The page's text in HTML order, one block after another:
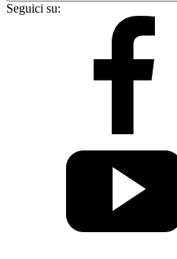
Seguici su: